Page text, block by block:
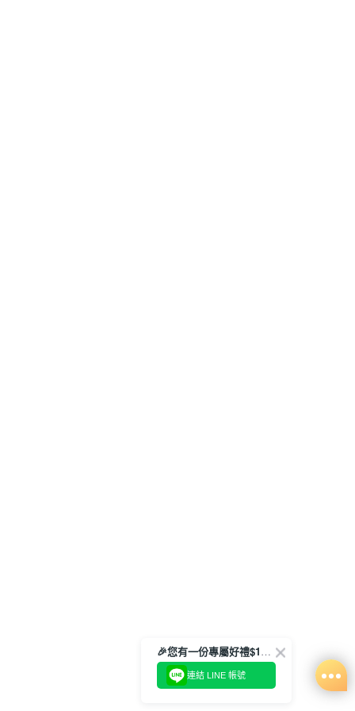
🎉您有一份專屬好禮$100正等著您🎁
連結 LINE 帳號